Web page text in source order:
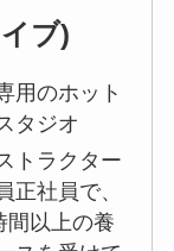
ブ)
用のホット
タジオ
トラクター
正社員で、
間以上の養